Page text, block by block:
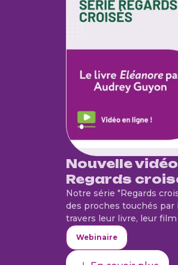
Nouvelle
Regards
Notre série "Regards
des proches touchés
travers leur livre, leur film
Webinaire